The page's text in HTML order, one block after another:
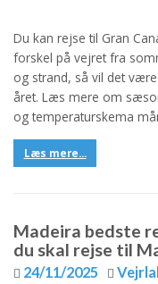
Du kan rejse til Gran
forskel på vejret fra
og strand, så vil det
året. Læs mere om
og temperaturskema
Læs mere...
Madeira bedste
du skal rejse til
24/11/2025